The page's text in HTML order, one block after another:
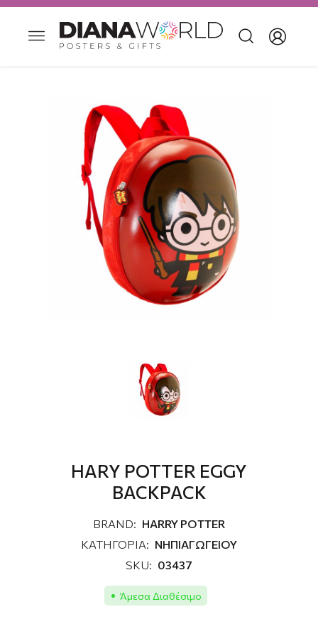
HARY POTTER EGGY
BACKPACK
BRAND: HARRY POTTER
ΚΑΤΗΓΟΡΙΑ: ΝΗΠΙΑΓΩΓΕΙΟΥ
SKU: 03437
Άμεσα Διαθέσιμο